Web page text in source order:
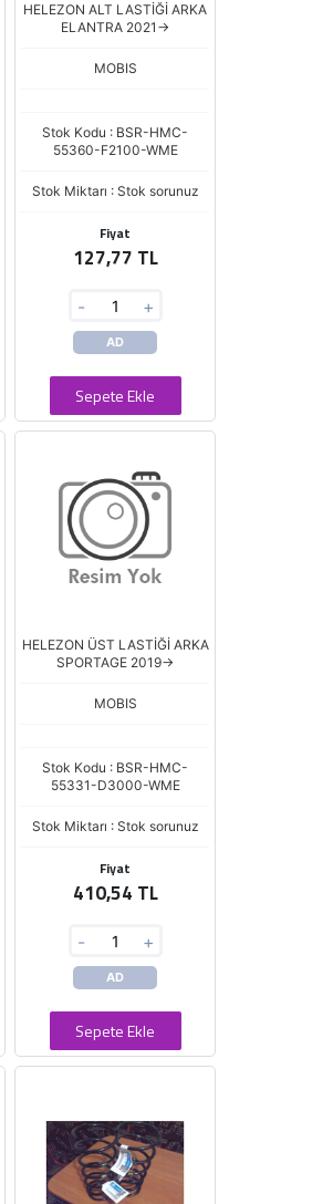
HELEZON ALT LASTİĞİ ARKA
ELANTRA 2021->
MOBIS
Stok Kodu : BSR-HMC-
55360-F2100-WME
Stok Miktarı : Stok sorunuz
Fiyat
127,77 TL
- +
AD
Sepete Ekle
HELEZON ÜST LASTİĞİ ARKA
SPORTAGE 2019->
MOBIS
Stok Kodu : BSR-HMC-
55331-D3000-WME
Stok Miktarı : Stok sorunuz
Fiyat
410,54 TL
- +
AD
Sepete Ekle